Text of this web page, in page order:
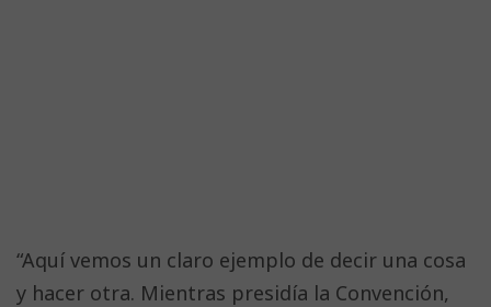
“Aquí vemos un claro ejemplo de decir una cosa
y hacer otra. Mientras presidía la Convención,